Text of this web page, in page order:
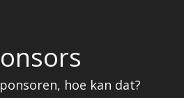
hoe kan dat?